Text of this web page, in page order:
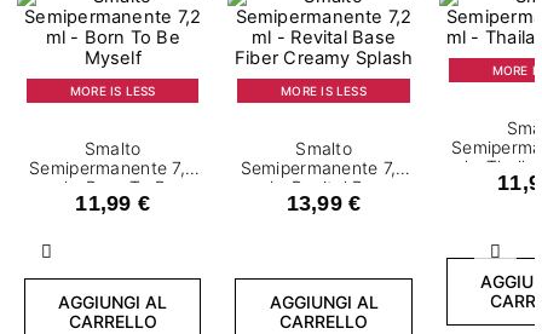
Precedente
MORE IS LESS
Smalto
Semipermanente 7,2
ml - Born To Be
Myself
11,99 €
AGGIUNGI AL
CARRELLO
MORE IS LESS
Smalto
Semipermanente 7,2
ml - Revital Base
Fiber Creamy Splash
13,99 €
AGGIUNGI AL
CARRELLO
MORE
ml -